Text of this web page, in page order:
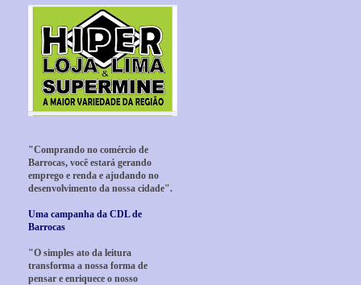
"Comprando no comércio de
Barrocas, você estará gerando
emprego e renda e ajudando no
desenvolvimento da nossa cidade".
Uma campanha da CDL de
Barrocas
"O simples ato da leitura
transforma a nossa forma de
pensar e enriquece o nosso